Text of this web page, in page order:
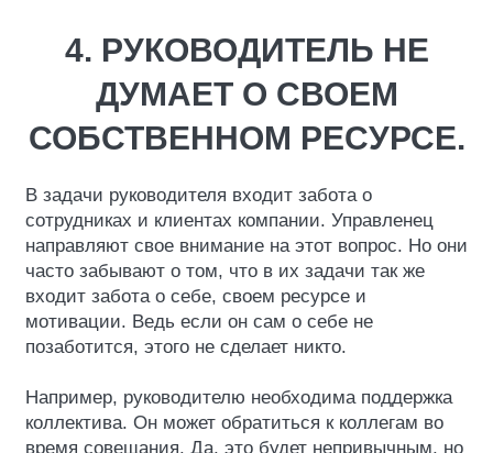
4. РУКОВОДИТЕЛЬ НЕ
ДУМАЕТ О СВОЕМ
СОБСТВЕННОМ РЕСУРСЕ.
В задачи руководителя входит забота о
сотрудниках и клиентах компании. Управленец
направляют свое внимание на этот вопрос. Но они
часто забывают о том, что в их задачи так же
входит забота о себе, своем ресурсе и
мотивации. Ведь если он сам о себе не
позаботится, этого не сделает никто.
Например, руководителю необходима поддержка
коллектива. Он может обратиться к коллегам во
время совещания. Да, это будет непривычным, но